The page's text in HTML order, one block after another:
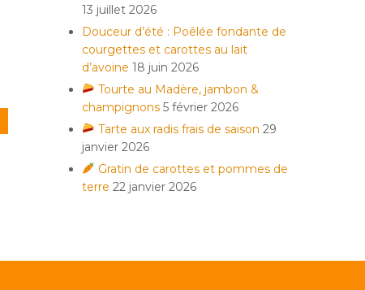
13 juillet 2026
Douceur d’été : Poêlée fondante de
courgettes et carottes au lait
d’avoine 18 juin 2026
Tourte au Madère, jambon &
champignons 5 février 2026
Tarte aux radis frais de saison 29
janvier 2026
Gratin de carottes et pommes de
terre 22 janvier 2026